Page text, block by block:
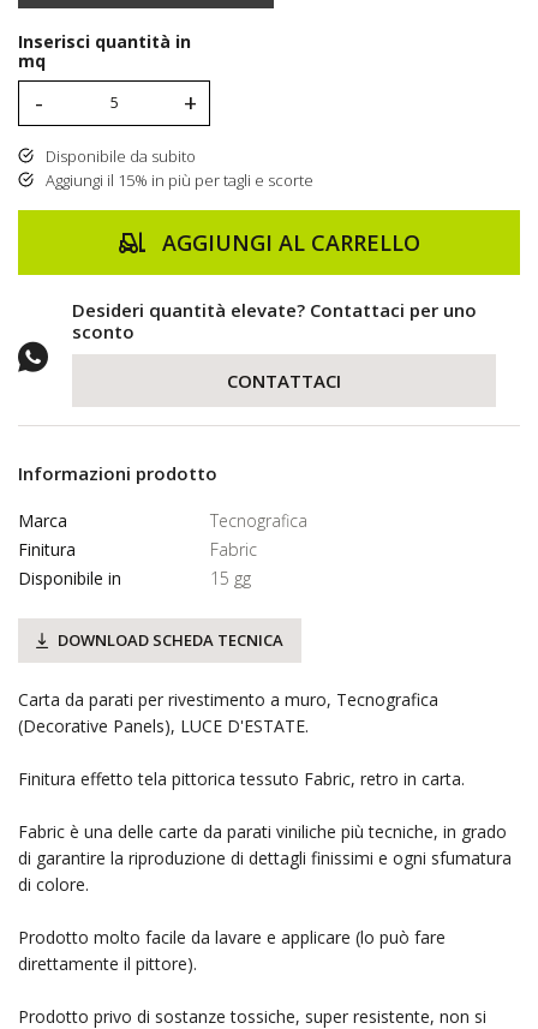
Inserisci quantità in
mq
- +
Disponibile da subito
Aggiungi il 15% in più per tagli e scorte
AGGIUNGI AL CARRELLO
Desideri quantità elevate? Contattaci per uno
sconto
CONTATTACI
Informazioni prodotto
Marca
Tecnografica
Finitura
Fabric
Disponibile in
15 gg
DOWNLOAD SCHEDA TECNICA
Carta da parati per rivestimento a muro, Tecnografica
(Decorative Panels), LUCE D'ESTATE.
Finitura effetto tela pittorica tessuto Fabric, retro in carta.
Fabric è una delle carte da parati viniliche più tecniche, in grado
di garantire la riproduzione di dettagli finissimi e ogni sfumatura
di colore.
Prodotto molto facile da lavare e applicare (lo può fare
direttamente il pittore).
Prodotto privo di sostanze tossiche, super resistente, non si